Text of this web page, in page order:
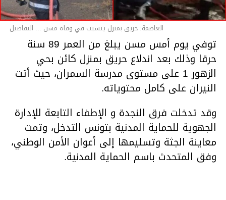
العاصمة: حريق بمنزل يتسبب في وفاة مسن ... التفاصيل
توفي يوم أمس مسن يبلغ من العمر 89 سنة
حرقا وذلك بعد اندلاع حريق بمنزل كائن بحي
الزهور 1 على مستوى مدرسة السمران، حيث أتت
النيران على كامل محتوياته.
وقد تدخلت فرق النجدة و الإطفاء التابعة للإدارة
الجهوية للحماية المدنية بتونس التدخل، وتمت
معاينة الجثة وتسليمها إلى أعوان الأمن الوطني،
وفق المتحدث باسم الحماية المدنية.